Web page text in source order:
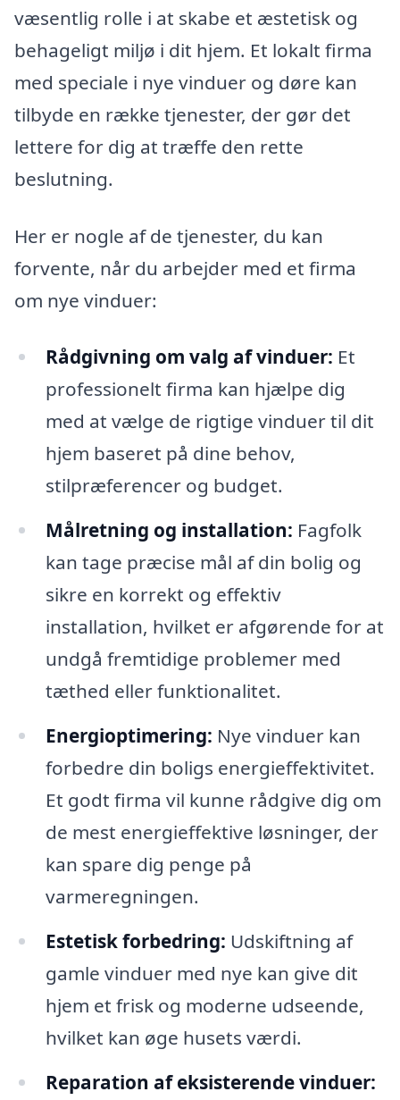
væsentlig rolle i at skabe et æstetisk og
behageligt miljø i dit hjem. Et lokalt firma
med speciale i nye vinduer og døre kan
tilbyde en række tjenester, der gør det
lettere for dig at træffe den rette
beslutning.
Her er nogle af de tjenester, du kan
forvente, når du arbejder med et firma
om nye vinduer:
Rådgivning om valg af vinduer: Et
professionelt firma kan hjælpe dig
med at vælge de rigtige vinduer til dit
hjem baseret på dine behov,
stilpræferencer og budget.
Målretning og installation: Fagfolk
kan tage præcise mål af din bolig og
sikre en korrekt og effektiv
installation, hvilket er afgørende for at
undgå fremtidige problemer med
tæthed eller funktionalitet.
Energioptimering: Nye vinduer kan
forbedre din boligs energieffektivitet.
Et godt firma vil kunne rådgive dig om
de mest energieffektive løsninger, der
kan spare dig penge på
varmeregningen.
Estetisk forbedring: Udskiftning af
gamle vinduer med nye kan give dit
hjem et frisk og moderne udseende,
hvilket kan øge husets værdi.
Reparation af eksisterende vinduer: